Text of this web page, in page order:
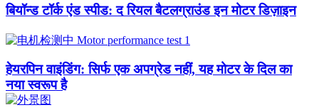
बियॉन्ड टॉर्क एंड स्पीड: द रियल बैटलग्राउंड इन मोटर डिज़ाइन
हेयरपिन वाइंडिंग: सिर्फ एक अपग्रेड नहीं, यह मोटर के दिल का
नया स्वरूप है